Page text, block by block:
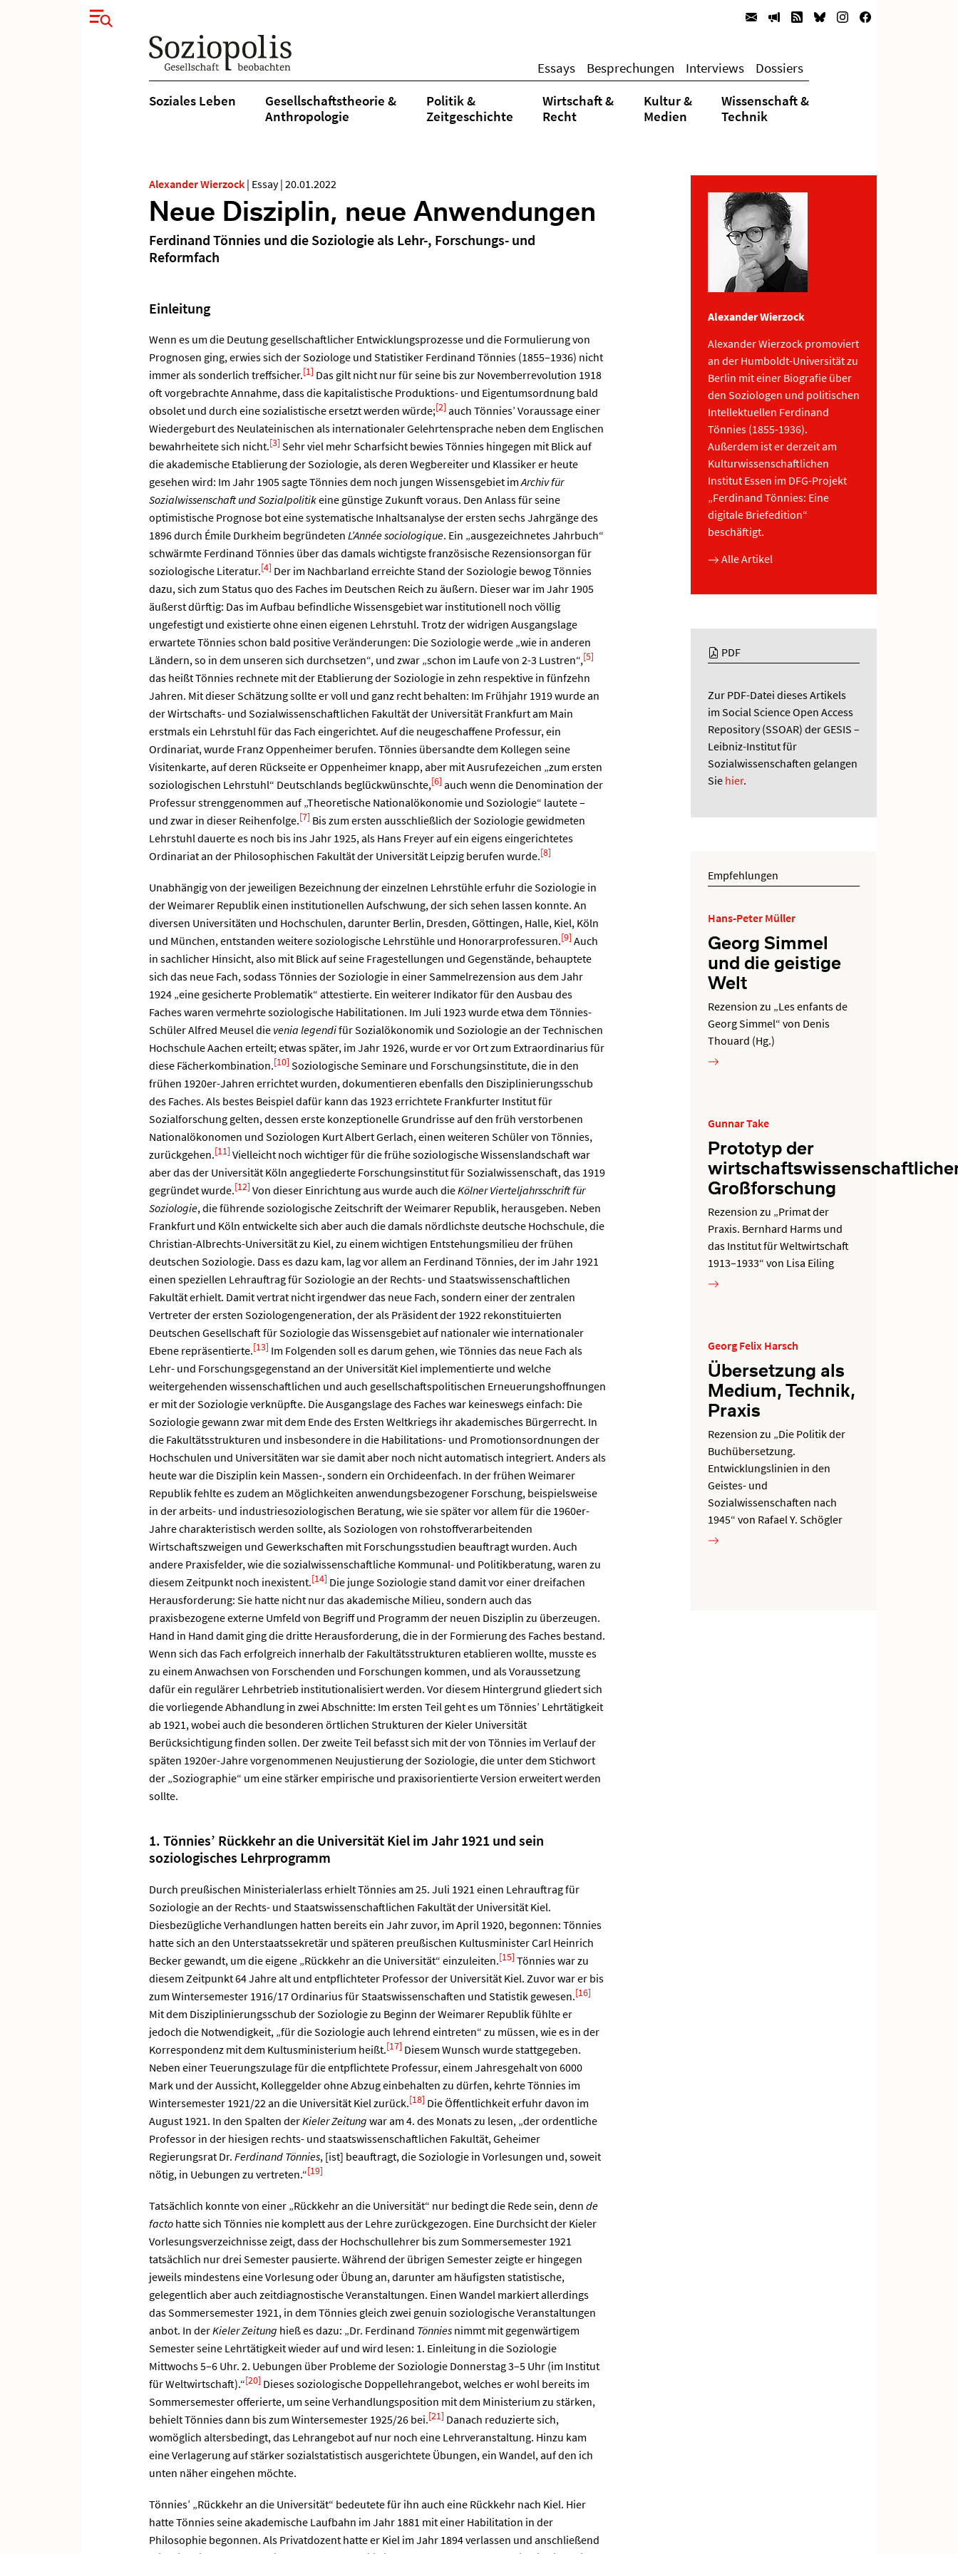
Essays Besprechungen Interviews
Dossiers
Soziales Leben
Gesellschaftstheorie &
Anthropologie
Politik &
Zeitgeschichte
Wirtschaft &
Recht
Kultur &
Medien
Wissenschaft &
Technik
Alexander Wierzock | Essay| 20.01.2022
Neue Disziplin, neue Anwendungen
Ferdinand Tönnies und die Soziologie als Lehr-, Forschungs- und
Reformfach
Einleitung
Wenn es um die Deutung gesellschaftlicher Entwicklungsprozesse und die Formulierung von
Prognosen ging, erwies sich der Soziologe und Statistiker Ferdinand Tönnies (1855–1936) nicht
immer als sonderlich treffsicher.[1] Das gilt nicht nur für seine bis zur Novemberrevolution 1918
oft vorgebrachte Annahme, dass die kapitalistische Produktions- und Eigentumsordnung bald
obsolet und durch eine sozialistische ersetzt werden würde;[2] auch Tönniesʼ Voraussage einer
Wiedergeburt des Neulateinischen als internationaler Gelehrtensprache neben dem Englischen
bewahrheitete sich nicht.[3] Sehr viel mehr Scharfsicht bewies Tönnies hingegen mit Blick auf
die akademische Etablierung der Soziologie, als deren Wegbereiter und Klassiker er heute
gesehen wird: Im Jahr 1905 sagte Tönnies dem noch jungen Wissensgebiet im Archiv für
Sozialwissenschaft und Sozialpolitikeine günstige Zukunft voraus. Den Anlass für seine
optimistische Prognose bot eine systematische Inhaltsanalyse der ersten sechs Jahrgänge des
1896 durch Émile Durkheim begründeten LʼAnnée sociologique. Ein „ausgezeichnetes Jahrbuch“
schwärmte Ferdinand Tönnies über das damals wichtigste französische Rezensionsorgan für
soziologische Literatur.[4] Der im Nachbarland erreichte Stand der Soziologie bewog Tönnies
dazu, sich zum Status quo des Faches im Deutschen Reich zu äußern. Dieser war im Jahr 1905
äußerst dürftig: Das im Aufbau befindliche Wissensgebiet war institutionell noch völlig
ungefestigt und existierte ohne einen eigenen Lehrstuhl. Trotz der widrigen Ausgangslage
erwartete Tönnies schon bald positive Veränderungen: Die Soziologie werde „wie in anderen
Ländern, so in dem unseren sich durchsetzen“, und zwar „schon im Laufe von 2-3 Lustren“,[5]
das heißt Tönnies rechnete mit der Etablierung der Soziologie in zehn respektive in fünfzehn
Jahren. Mit dieser Schätzung sollte er voll und ganz recht behalten: Im Frühjahr 1919 wurde an
der Wirtschafts- und Sozialwissenschaftlichen Fakultät der Universität Frankfurt am Main
erstmals ein Lehrstuhl für das Fach eingerichtet. Auf die neugeschaffene Professur, ein
Ordinariat, wurde Franz Oppenheimer berufen. Tönnies übersandte dem Kollegen seine
Visitenkarte, auf deren Rückseite er Oppenheimer knapp, aber mit Ausrufezeichen „zum ersten
soziologischen Lehrstuhl“ Deutschlands beglückwünschte,[6] auch wenn die Denomination der
Professur strenggenommen auf „Theoretische Nationalökonomie und Soziologie“ lautete –
und zwar in dieser Reihenfolge.[7] Bis zum ersten ausschließlich der Soziologie gewidmeten
Lehrstuhl dauerte es noch bis ins Jahr 1925, als Hans Freyer auf ein eigens eingerichtetes
Ordinariat an der Philosophischen Fakultät der Universität Leipzig berufen wurde.[8]
Unabhängig von der jeweiligen Bezeichnung der einzelnen Lehrstühle erfuhr die Soziologie in
der Weimarer Republik einen institutionellen Aufschwung, der sich sehen lassen konnte. An
diversen Universitäten und Hochschulen, darunter Berlin, Dresden, Göttingen, Halle, Kiel, Köln
und München, entstanden weitere soziologische Lehrstühle und Honorarprofessuren.[9] Auch
in sachlicher Hinsicht, also mit Blick auf seine Fragestellungen und Gegenstände, behauptete
sich das neue Fach, sodass Tönnies der Soziologie in einer Sammelrezension aus dem Jahr
1924 „eine gesicherte Problematik“ attestierte. Ein weiterer Indikator für den Ausbau des
Faches waren vermehrte soziologische Habilitationen. Im Juli 1923 wurde etwa dem Tönnies-
Schüler Alfred Meusel die venia legendifür Sozialökonomik und Soziologie an der Technischen
Hochschule Aachen erteilt; etwas später, im Jahr 1926, wurde er vor Ort zum Extraordinarius für
diese Fächerkombination.[10] Soziologische Seminare und Forschungsinstitute, die in den
frühen 1920er-Jahren errichtet wurden, dokumentieren ebenfalls den Disziplinierungsschub
des Faches. Als bestes Beispiel dafür kann das 1923 errichtete Frankfurter Institut für
Sozialforschung gelten, dessen erste konzeptionelle Grundrisse auf den früh verstorbenen
Nationalökonomen und Soziologen Kurt Albert Gerlach, einen weiteren Schüler von Tönnies,
zurückgehen.[11] Vielleicht noch wichtiger für die frühe soziologische Wissenslandschaft war
aber das der Universität Köln angegliederte Forschungsinstitut für Sozialwissenschaft, das 1919
gegründet wurde.[12] Von dieser Einrichtung aus wurde auch dieKölner Vierteljahrsschrift für
Soziologie, die führende soziologische Zeitschrift der Weimarer Republik, herausgeben. Neben
Frankfurt und Köln entwickelte sich aber auch die damals nördlichste deutsche Hochschule, die
Christian-Albrechts-Universität zu Kiel, zu einem wichtigen Entstehungsmilieu der frühen
deutschen Soziologie. Dass es dazu kam, lag vor allem an Ferdinand Tönnies, der im Jahr 1921
einen speziellen Lehrauftrag für Soziologie an der Rechts- und Staatswissenschaftlichen
Fakultät erhielt. Damit vertrat nicht irgendwer das neue Fach, sondern einer der zentralen
Vertreter der ersten Soziologengeneration, der als Präsident der 1922 rekonstituierten
Deutschen Gesellschaft für Soziologie das Wissensgebiet auf nationaler wie internationaler
Ebene repräsentierte.[13] Im Folgenden soll es darum gehen, wie Tönnies das neue Fach als
Lehr- und Forschungsgegenstand an der Universität Kiel implementierte und welche
weitergehenden wissenschaftlichen und auch gesellschaftspolitischen Erneuerungshoffnungen
er mit der Soziologie verknüpfte. Die Ausgangslage des Faches war keineswegs einfach: Die
Soziologie gewann zwar mit dem Ende des Ersten Weltkriegs ihr akademisches Bürgerrecht. In
die Fakultätsstrukturen und insbesondere in die Habilitations- und Promotionsordnungen der
Hochschulen und Universitäten war sie damit aber noch nicht automatisch integriert. Anders als
heute war die Disziplin kein Massen-, sondern ein Orchideenfach. In der frühen Weimarer
Republik fehlte es zudem an Möglichkeiten anwendungsbezogener Forschung, beispielsweise
in der arbeits- und industriesoziologischen Beratung, wie sie später vor allem für die 1960er-
Jahre charakteristisch werden sollte, als Soziologen von rohstoffverarbeitenden
Wirtschaftszweigen und Gewerkschaften mit Forschungsstudien beauftragt wurden. Auch
andere Praxisfelder, wie die sozialwissenschaftliche Kommunal- und Politikberatung, waren zu
diesem Zeitpunkt noch inexistent.[14] Die junge Soziologie stand damit vor einer dreifachen
Herausforderung: Sie hatte nicht nur das akademische Milieu, sondern auch das
praxisbezogene externe Umfeld von Begriff und Programm der neuen Disziplin zu überzeugen.
Hand in Hand damit ging die dritte Herausforderung, die in der Formierung des Faches bestand.
Wenn sich das Fach erfolgreich innerhalb der Fakultätsstrukturen etablieren wollte, musste es
zu einem Anwachsen von Forschenden und Forschungen kommen, und als Voraussetzung
dafür ein regulärer Lehrbetrieb institutionalisiert werden. Vor diesem Hintergrund gliedert sich
die vorliegende Abhandlung in zwei Abschnitte: Im ersten Teil geht es um Tönnies’ Lehrtätigkeit
ab 1921, wobei auch die besonderen örtlichen Strukturen der Kieler Universität
Berücksichtigung finden sollen. Der zweite Teil befasst sich mit der von Tönnies im Verlauf der
späten 1920er-Jahre vorgenommenen Neujustierung der Soziologie, die unter dem Stichwort
der „Soziographie“ um eine stärker empirische und praxisorientierte Version erweitert werden
sollte.
1. Tönniesʼ Rückkehr an die Universität Kiel im Jahr 1921 und sein
soziologisches Lehrprogramm
Durch preußischen Ministerialerlass erhielt Tönnies am 25. Juli 1921 einen Lehrauftrag für
Soziologie an der Rechts- und Staatswissenschaftlichen Fakultät der Universität Kiel.
Diesbezügliche Verhandlungen hatten bereits ein Jahr zuvor, im April 1920, begonnen: Tönnies
hatte sich an den Unterstaatssekretär und späteren preußischen Kultusminister Carl Heinrich
Becker gewandt, um die eigene „Rückkehr an die Universität“ einzuleiten.[15] Tönnies war zu
diesem Zeitpunkt 64 Jahre alt und entpflichteter Professor der Universität Kiel. Zuvor war er bis
zum Wintersemester 1916/17 Ordinarius für Staatswissenschaften und Statistik gewesen.[16]
Mit dem Disziplinierungsschub der Soziologie zu Beginn der Weimarer Republik fühlte er
jedoch die Notwendigkeit, „für die Soziologie auch lehrend eintreten“ zu müssen, wie es in der
Korrespondenz mit dem Kultusministerium heißt.[17] Diesem Wunsch wurde stattgegeben.
Neben einer Teuerungszulage für die entpflichtete Professur, einem Jahresgehalt von 6000
Mark und der Aussicht, Kolleggelder ohne Abzug einbehalten zu dürfen, kehrte Tönnies im
Wintersemester 1921/22 an die Universität Kiel zurück.[18] Die Öffentlichkeit erfuhr davon im
August 1921. In den Spalten derKieler Zeitung war am 4. des Monats zu lesen, „der ordentliche
Professor in der hiesigen rechts- und staatswissenschaftlichen Fakultät, Geheimer
Regierungsrat Dr. Ferdinand Tönnies, [ist] beauftragt, die Soziologie in Vorlesungen und, soweit
nötig, in Uebungen zu vertreten.“[19]
Tatsächlich konnte von einer „Rückkehr an die Universität“ nur bedingt die Rede sein, denn de
facto hatte sich Tönnies nie komplett aus der Lehre zurückgezogen. Eine Durchsicht der Kieler
Vorlesungsverzeichnisse zeigt, dass der Hochschullehrer bis zum Sommersemester 1921
tatsächlich nur drei Semester pausierte. Während der übrigen Semester zeigte er hingegen
jeweils mindestens eine Vorlesung oder Übung an, darunter am häufigsten statistische,
gelegentlich aber auch zeitdiagnostische Veranstaltungen. Einen Wandel markiert allerdings
das Sommersemester 1921, in dem Tönnies gleich zwei genuin soziologische Veranstaltungen
anbot. In derKieler Zeitung hieß es dazu: „Dr. Ferdinand Tönnies nimmt mit gegenwärtigem
Semester seine Lehrtätigkeit wieder auf und wird lesen: 1. Einleitung in die Soziologie
Mittwochs 5–6 Uhr. 2. Uebungen über Probleme der Soziologie Donnerstag 3–5 Uhr (im Institut
für Weltwirtschaft).“[20] Dieses soziologische Doppellehrangebot, welches er wohl bereits im
Sommersemester offerierte, um seine Verhandlungsposition mit dem Ministerium zu stärken,
behielt Tönnies dann bis zum Wintersemester 1925/26 bei.[21] Danach reduzierte sich,
womöglich altersbedingt, das Lehrangebot auf nur noch eine Lehrveranstaltung. Hinzu kam
eine Verlagerung auf stärker sozialstatistisch ausgerichtete Übungen, ein Wandel, auf den ich
unten näher eingehen möchte.
Tönnies’ „Rückkehr an die Universität“ bedeutete für ihn auch eine Rückkehr nach Kiel. Hier
hatte Tönnies seine akademische Laufbahn im Jahr 1881 mit einer Habilitation in der
Philosophie begonnen. Als Privatdozent hatte er Kiel im Jahr 1894 verlassen und anschließend
Alexander Wierzock
Alexander Wierzock promoviert
an der Humboldt-Universität zu
Berlin mit einer Biografie über
den Soziologen und politischen
Intellektuellen Ferdinand
Tönnies (1855-1936).
Außerdem ist er derzeit am
Kulturwissenschaftlichen
Institut Essen im DFG-Projekt
„Ferdinand Tönnies: Eine
digitale Briefedition“
beschäftigt.
Alle Artikel
PDF
Zur PDF-Datei dieses Artikels
im Social Science Open Access
Repository (SSOAR) der GESIS –
Leibniz-Institut für
Sozialwissenschaften gelangen
Sie hier.
Empfehlungen
Hans-Peter Müller
Georg Simmel
und die geistige
Welt
Rezension zu „Les enfants de
Georg Simmel“ von Denis
Thouard (Hg.)
Gunnar Take
Prototyp der
Großforschung
Rezension zu „Primat der
Praxis. Bernhard Harms und
das Institut für Weltwirtschaft
1913–1933“ von Lisa Eiling
Georg Felix Harsch
Übersetzung als
Medium, Technik,
Praxis
Rezension zu „Die Politik der
Buchübersetzung.
Entwicklungslinien in den
Geistes- und
Sozialwissenschaften nach
1945“ von Rafael Y. Schögler